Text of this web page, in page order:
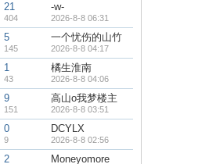
21
404
-w-
2026-8-8 06:31
5
145
一个忧伤的山竹
2026-8-8 04:17
1
43
橘生淮南
2026-8-8 04:06
9
151
高山o我梦楼主
2026-8-8 03:51
0
9
DCYLX
2026-8-8 02:56
2 Moneyomore